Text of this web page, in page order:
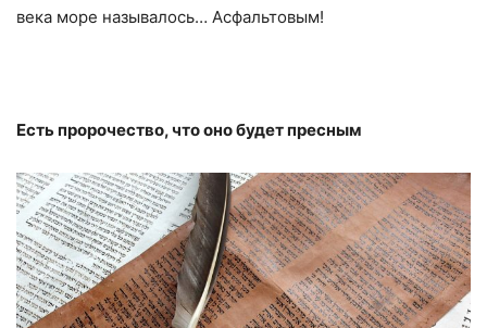
века море называлось… Асфальтовым!
Есть пророчество, что оно будет пресным